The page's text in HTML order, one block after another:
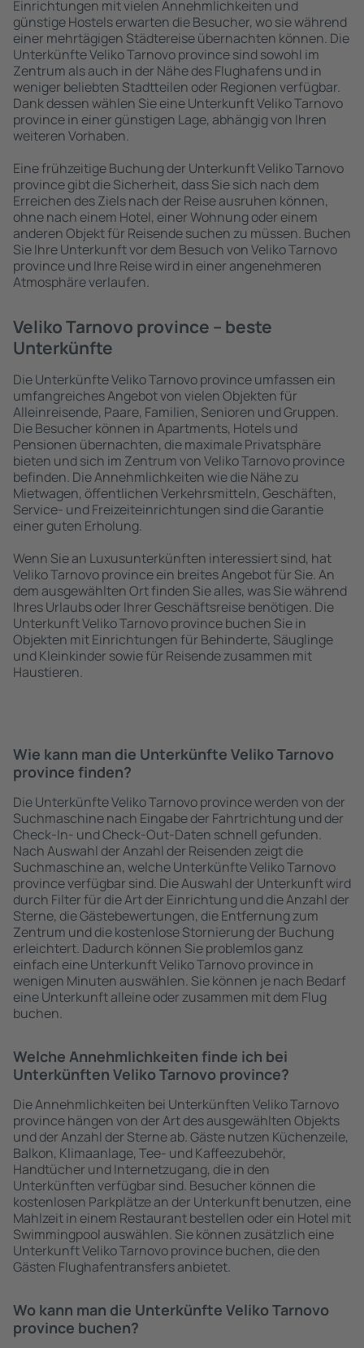
Einrichtungen mit vielen Annehmlichkeiten und
günstige Hostels erwarten die Besucher, wo sie während
einer mehrtägigen Städtereise übernachten können. Die
Unterkünfte Veliko Tarnovo province sind sowohl im
Zentrum als auch in der Nähe des Flughafens und in
weniger beliebten Stadtteilen oder Regionen verfügbar.
Dank dessen wählen Sie eine Unterkunft Veliko Tarnovo
province in einer günstigen Lage, abhängig von Ihren
weiteren Vorhaben.
Eine frühzeitige Buchung der Unterkunft Veliko Tarnovo
province gibt die Sicherheit, dass Sie sich nach dem
Erreichen des Ziels nach der Reise ausruhen können,
ohne nach einem Hotel, einer Wohnung oder einem
anderen Objekt für Reisende suchen zu müssen. Buchen
Sie Ihre Unterkunft vor dem Besuch von Veliko Tarnovo
province und Ihre Reise wird in einer angenehmeren
Atmosphäre verlaufen.
Veliko Tarnovo province – beste
Unterkünfte
Die Unterkünfte Veliko Tarnovo province umfassen ein
umfangreiches Angebot von vielen Objekten für
Alleinreisende, Paare, Familien, Senioren und Gruppen.
Die Besucher können in Apartments, Hotels und
Pensionen übernachten, die maximale Privatsphäre
bieten und sich im Zentrum von Veliko Tarnovo province
befinden. Die Annehmlichkeiten wie die Nähe zu
Mietwagen, öffentlichen Verkehrsmitteln, Geschäften,
Service- und Freizeiteinrichtungen sind die Garantie
einer guten Erholung.
Wenn Sie an Luxusunterkünften interessiert sind, hat
Veliko Tarnovo province ein breites Angebot für Sie. An
dem ausgewählten Ort finden Sie alles, was Sie während
Ihres Urlaubs oder Ihrer Geschäftsreise benötigen. Die
Unterkunft Veliko Tarnovo province buchen Sie in
Objekten mit Einrichtungen für Behinderte, Säuglinge
und Kleinkinder sowie für Reisende zusammen mit
Haustieren.
Wie kann man die Unterkünfte Veliko Tarnovo
province finden?
Die Unterkünfte Veliko Tarnovo province werden von der
Suchmaschine nach Eingabe der Fahrtrichtung und der
Check-In- und Check-Out-Daten schnell gefunden.
Nach Auswahl der Anzahl der Reisenden zeigt die
Suchmaschine an, welche Unterkünfte Veliko Tarnovo
province verfügbar sind. Die Auswahl der Unterkunft wird
durch Filter für die Art der Einrichtung und die Anzahl der
Sterne, die Gästebewertungen, die Entfernung zum
Zentrum und die kostenlose Stornierung der Buchung
erleichtert. Dadurch können Sie problemlos ganz
einfach eine Unterkunft Veliko Tarnovo province in
wenigen Minuten auswählen. Sie können je nach Bedarf
eine Unterkunft alleine oder zusammen mit dem Flug
buchen.
Welche Annehmlichkeiten finde ich bei
Unterkünften Veliko Tarnovo province?
Die Annehmlichkeiten bei Unterkünften Veliko Tarnovo
province hängen von der Art des ausgewählten Objekts
und der Anzahl der Sterne ab. Gäste nutzen Küchenzeile,
Balkon, Klimaanlage, Tee- und Kaffeezubehör,
Handtücher und Internetzugang, die in den
Unterkünften verfügbar sind. Besucher können die
kostenlosen Parkplätze an der Unterkunft benutzen, eine
Mahlzeit in einem Restaurant bestellen oder ein Hotel mit
Swimmingpool auswählen. Sie können zusätzlich eine
Unterkunft Veliko Tarnovo province buchen, die den
Gästen Flughafentransfers anbietet.
Wo kann man die Unterkünfte Veliko Tarnovo
province buchen?